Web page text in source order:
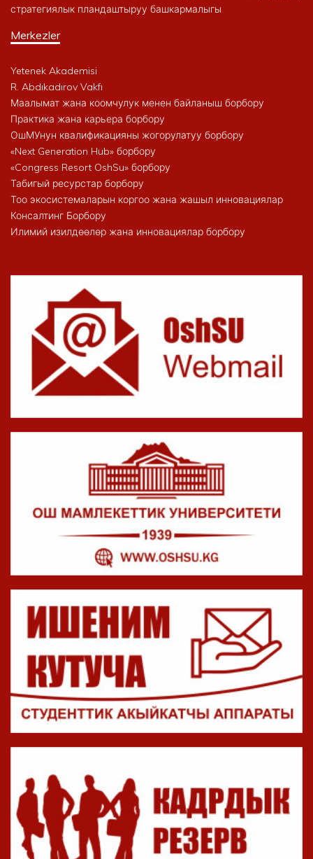
стратегиялык пландаштыруу башкармалыгы
Merkezler
Yetenek Akademisi
R. Abdıkadırov Vakfı
Маалымат жана коомчулук менен байланыш борбору
Практика жана карьера борбору
ОшМУнун квалификацияны жогорулатуу борбору
«Next Generation Hub» борбору
«Congress Resort OshSu» борбору
Табигый ресурстар борбору
Тоо экосистемаларын коргоо жана жашыл инновациялар
Консалтинг Борбору
Илимий изилдөөлөр жана инновациялар борбору